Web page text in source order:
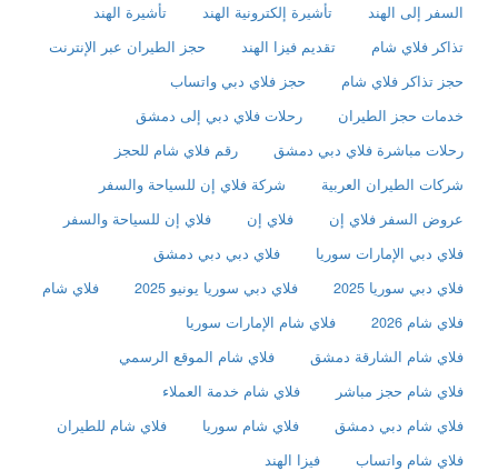
السفر إلى الهند
تأشيرة إلكترونية الهند
تأشيرة الهند
تذاكر فلاي شام
تقديم فيزا الهند
حجز الطيران عبر الإنترنت
حجز تذاكر فلاي شام
حجز فلاي دبي واتساب
خدمات حجز الطيران
رحلات فلاي دبي إلى دمشق
رحلات مباشرة فلاي دبي دمشق
رقم فلاي شام للحجز
شركات الطيران العربية
شركة فلاي إن للسياحة والسفر
عروض السفر فلاي إن
فلاي إن
فلاي إن للسياحة والسفر
فلاي دبي الإمارات سوريا
فلاي دبي دبي دمشق
فلاي دبي سوريا 2025
فلاي دبي سوريا يونيو 2025
فلاي شام
فلاي شام 2026
فلاي شام الإمارات سوريا
فلاي شام الشارقة دمشق
فلاي شام الموقع الرسمي
فلاي شام حجز مباشر
فلاي شام خدمة العملاء
فلاي شام دبي دمشق
فلاي شام سوريا
فلاي شام للطيران
فلاي شام واتساب
فيزا الهند